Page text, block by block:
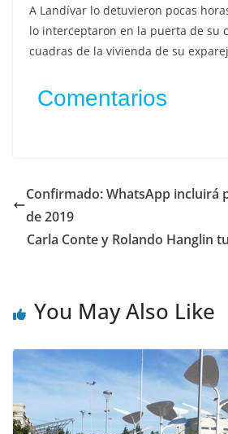
A Landívar lo detuvieron pocas
lo interceptaron en la puerta de su
cuadras de la vivienda de su
Comentarios
Confirmado: WhatsApp incluirá
de 2019
Carla Conte y Rolando Hanglin
You May Also Like